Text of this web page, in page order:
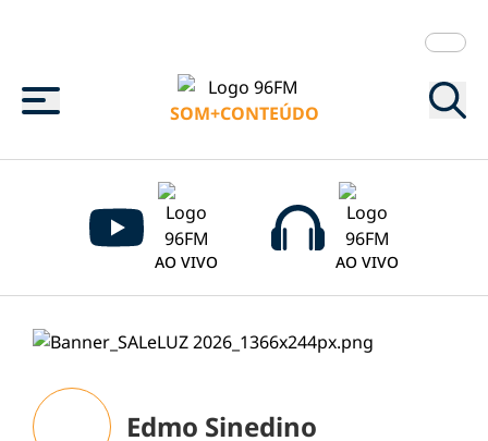
Menu
SOM+CONTEÚDO
AO VIVO AO VIVO
Edmo Sinedino